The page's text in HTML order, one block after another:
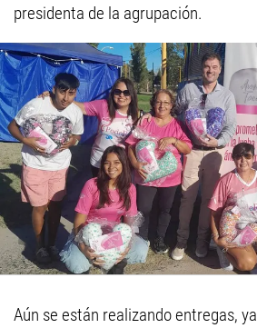
presidenta de la agrupación.
Aún se están realizando entregas,